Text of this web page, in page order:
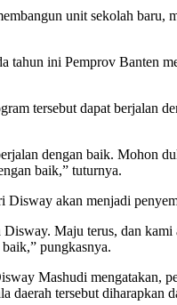
unit sekolah
tahun ini Pemprov Banten
tersebut dapat berjalan
dengan baik. Mohon
baik,” tuturnya.
Disway akan menjadi
Maju terus, dan
pungkasnya.
Mashudi mengatakan,
daerah tersebut diharapkan